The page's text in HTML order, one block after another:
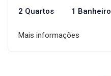
2 Quartos 1 Banheiro
Mais informações